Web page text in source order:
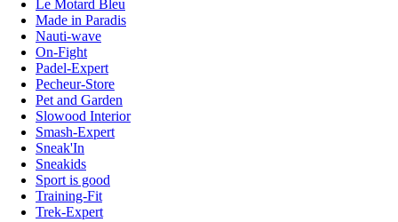
Le Motard Bleu
Made in Paradis
Nauti-wave
On-Fight
Padel-Expert
Pecheur-Store
Pet and Garden
Slowood Interior
Smash-Expert
Sneak'In
Sneakids
Sport is good
Training-Fit
Trek-Expert